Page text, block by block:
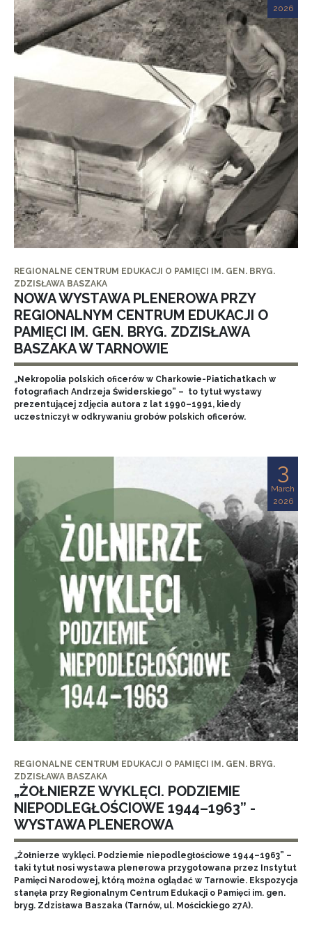
2026
REGIONALNE CENTRUM EDUKACJI O PAMIĘCI IM. GEN. BRYG.
ZDZISŁAWA BASZAKA
NOWA WYSTAWA PLENEROWA PRZY
REGIONALNYM CENTRUM EDUKACJI O
PAMIĘCI IM. GEN. BRYG. ZDZISŁAWA
BASZAKA W TARNOWIE
„Nekropolia polskich oficerów w Charkowie-Piatichatkach w
fotografiach Andrzeja Świderskiego” – to tytuł wystawy
prezentującej zdjęcia autora z lat 1990–1991, kiedy
uczestniczył w odkrywaniu grobów polskich oficerów.
3
March
2026
REGIONALNE CENTRUM EDUKACJI O PAMIĘCI IM. GEN. BRYG.
ZDZISŁAWA BASZAKA
„ŻOŁNIERZE WYKLĘCI. PODZIEMIE
NIEPODLEGŁOŚCIOWE 1944–1963” -
WYSTAWA PLENEROWA
„Żołnierze wyklęci. Podziemie niepodległościowe 1944–1963” –
taki tytuł nosi wystawa plenerowa przygotowana przez Instytut
Pamięci Narodowej, którą można oglądać w Tarnowie. Ekspozycja
stanęła przy Regionalnym Centrum Edukacji o Pamięci im. gen.
bryg. Zdzisława Baszaka (Tarnów, ul. Mościckiego 27A).